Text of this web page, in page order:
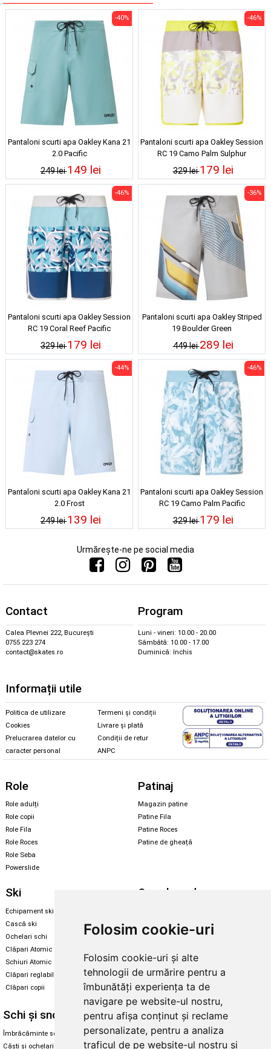
Folosim cookie-uri
Folosim cookie-uri și alte
tehnologii de urmărire pentru a
îmbunătăți experiența ta de
navigare pe website-ul nostru,
pentru afișa conținut și reclame
personalizate, pentru a analiza
traficul de pe website-ul nostru și
Pantaloni scurti apa Oakley Kana 21
2.0 Pacific
249 lei
-40%
149 lei
Pantaloni scurti apa Oakley Session
RC 19 Camo Palm Sulphur
329 lei
-46%
179 lei
Pantaloni scurti apa Oakley Session
RC 19 Coral Reef Pacific
329 lei
-46%
179 lei
Pantaloni scurti apa Oakley Striped
19 Boulder Green
449 lei
-36%
289 lei
Pantaloni scurti apa Oakley Kana 21
2.0 Frost
249 lei
-44%
139 lei
Pantaloni scurti apa Oakley Session
RC 19 Camo Palm Pacific
329 lei
-46%
179 lei
Urmărește-ne pe social media
Contact
Calea Plevnei 222, București
0755 223 274
contact@skates.ro
Program
Luni - vineri: 10.00 - 20.00
Sâmbătă: 10.00 - 17.00
Duminică: închis
Informații utile
Politica de utilizare
Cookies
Prelucrarea datelor cu
caracter personal
Termeni și condiții
Livrare și plată
Condiții de retur
ANPC
Role
Role adulți
Role copii
Role Fila
Role Roces
Role Seba
Powerslide
Patinaj
Magazin patine
Patine Fila
Patine Roces
Patine de gheață
Ski
Echipament ski
Cască ski
Ochelari schi
Clăpari Atomic
Schiuri Atomic
Clăpari reglabili
Clăpari copii
Snowboard
Echipament snowboard
Legături Rome SDS
Skate & longboard
Enuff Skateboards
Schi și snowboard
Îmbrăcăminte schi și snowboard
Căști și ochelari de iarnă
Diverse
Cum aleg rolele
Cum aleg ochelarii